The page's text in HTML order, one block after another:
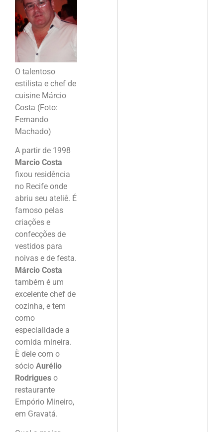
O talentoso
estilista e chef de
cuisine Márcio
Costa (Foto:
Fernando
Machado)
A partir de 1998
Marcio Costa
fixou residência
no Recife onde
abriu seu ateliê. É
famoso pelas
criações e
confecções de
vestidos para
noivas e de festa.
Márcio Costa
também é um
excelente chef de
cozinha, e tem
como
especialidade a
comida mineira.
È dele com o
sócio Aurélio
Rodrigues o
restaurante
Empório Mineiro,
em Gravatá.